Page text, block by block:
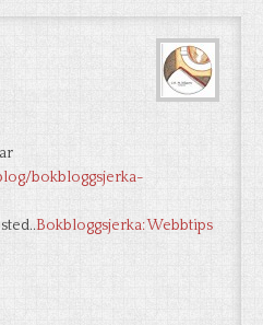
bokbloggsjerka-
Bokbloggsjerka: Webbtips